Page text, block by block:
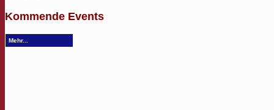
Kommende Events
Mehr...